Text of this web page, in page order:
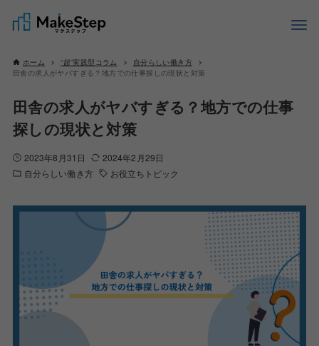
ホーム “超”実践型コラム
自分らしい働き方
田舎の求人がヤバすぎる？地方での仕事探しの現状と対策
田舎の求人がヤバすぎる？地方での仕事
探しの現状と対策
2023年8月31日
2024年2月29日
自分らしい働き方
お役立ちトピック